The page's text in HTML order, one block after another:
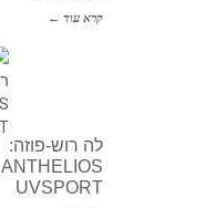
קרא עוד ←
לה רוש-פוזה:
ANTHELIOS
UVSPORT